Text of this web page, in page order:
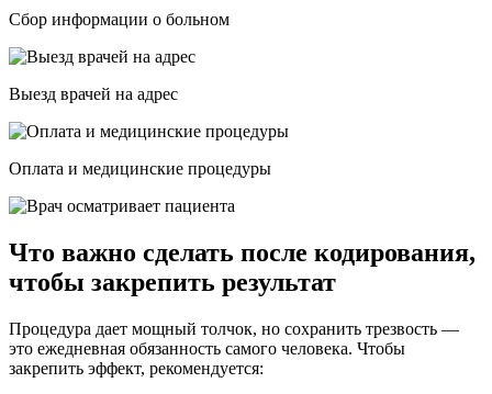
Сбор информации о больном
Выезд врачей на адрес
Оплата и медицинские процедуры
Что важно сделать после кодирования,
чтобы закрепить результат
Процедура дает мощный толчок, но сохранить трезвость —
это ежедневная обязанность самого человека. Чтобы
закрепить эффект, рекомендуется: